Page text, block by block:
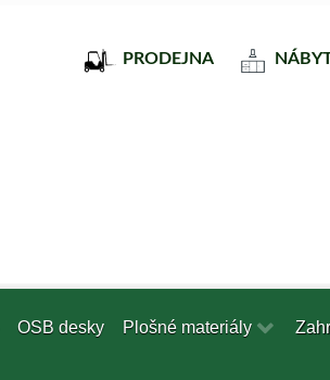
PRODEJNA
OSB desky Plošné materiály